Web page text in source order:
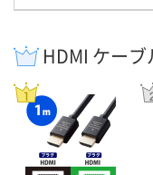
HDMI ケー